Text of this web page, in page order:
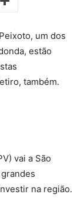
um dos
estão
também.
vai a São
na região.